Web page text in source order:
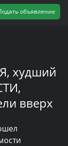
объявление
худший
вверх